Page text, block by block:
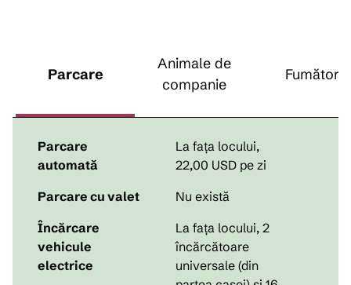
Parcare
Animale de
companie
Fumători
Parcare
automată
La fața locului,
22,00 USD pe zi
Parcare cu valet
Nu există
Încărcare
vehicule
electrice
La fața locului, 2
încărcătoare
universale (din